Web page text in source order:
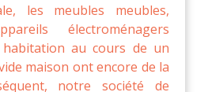
les meubles meubles,
électroménagers
au cours de un
maison ont encore de la
notre société de